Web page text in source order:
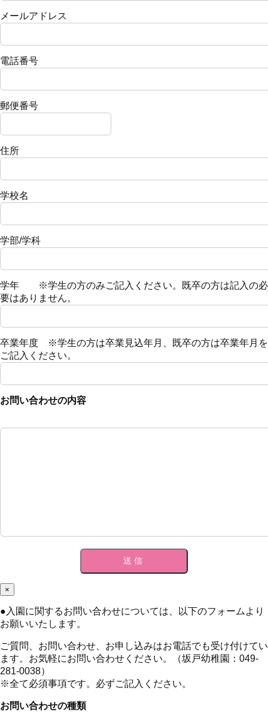
メールアドレス
電話番号
郵便番号
住所
学校名
学部/学科
学年 ※学生の方のみご記入ください。既卒の方は記入の必
要はありません。
卒業年度 ※学生の方は卒業見込年月、既卒の方は卒業年月を
ご記入ください。
お問い合わせの内容
×
● 入園に関するお問い合わせについては、以下のフォームより
お願いいたします。
ご質問、お問い合わせ、お申し込みはお電話でも受け付けてい
ます。お気軽にお問い合わせください。（坂戸幼稚園：049-
281-0038）
※全て必須事項です。必ずご記入ください。
お問い合わせの種類